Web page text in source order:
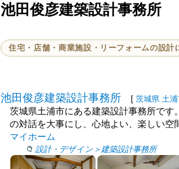
池田俊彦建築設計事務所
住宅・店舗・商業施設・リーフォームの設計
池田俊彦建築設計事務所 [ 茨城県 土
茨城県土浦市にある建築設計事務所で
の対話を大事にし、心地よい、楽しい
マイホーム
設計・デザイン＞建築設計事務所